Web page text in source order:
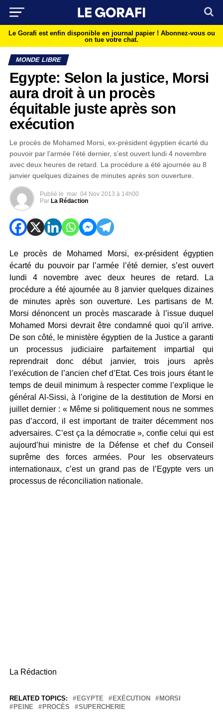
Le Gorafi est enfin disponible en journal papier ! Abonnez-vous ou
on tue votre chat.
MONDE LIBRE
Egypte: Selon la justice, Morsi
aura droit à un procès
équitable juste après son
exécution
Le procès de Mohamed Morsi, ex-président égyptien écarté du
pouvoir par l’armée l’été dernier, s’est ouvert lundi 4 novembre
avec deux heures de retard. La procédure a été ajournée au 8
janvier quelques dizaines de minutes après son ouverture.
Publié le mar 04 Nov 2013 à 14h00
Par La Rédaction
Le procès de Mohamed Morsi, ex-président égyptien
écarté du pouvoir par l’armée l’été dernier, s’est ouvert
lundi 4 novembre avec deux heures de retard. La
procédure a été ajournée au 8 janvier quelques dizaines
de minutes après son ouverture. Les partisans de M.
Morsi dénoncent un procès mascarade à l’issue duquel
Mohamed Morsi devrait être condamné quoi qu’il arrive.
De son côté, le ministère égyptien de la Justice a garanti
un processus judiciaire parfaitement impartial qui
reprendrait donc début janvier, trois jours après
l’exécution de l’ancien chef d’Etat. Ces trois jours étant le
temps de deuil minimum à respecter comme l’explique le
général Al-Sissi, à l’origine de la destitution de Morsi en
juillet dernier : « Même si politiquement nous ne sommes
pas d’accord, il est important de traiter décemment nos
adversaires. C’est ça la démocratie », confie celui qui est
aujourd’hui ministre de la Défense et chef du Conseil
suprême des forces armées. Pour les observateurs
internationaux, c’est un grand pas de l’Egypte vers un
processus de réconciliation nationale.
La Rédaction
RELATED TOPICS: EGYPTE EXÉCUTION
MORSI
PEINE
PROCÈS SUPERCHERIE